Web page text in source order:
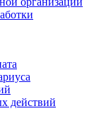
действий